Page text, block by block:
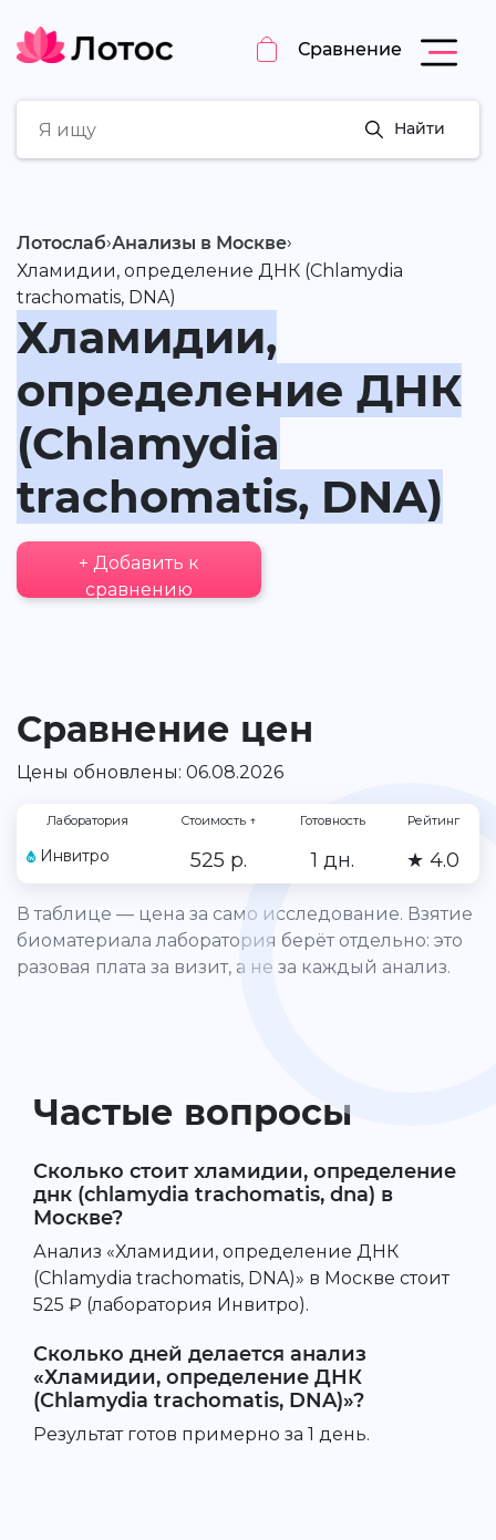
Сравнение
Найти
Лотослаб›Анализы в Москве›
Хламидии, определение ДНК (Chlamydia
trachomatis, DNA)
Хламидии,
определение ДНК
(Chlamydia
trachomatis, DNA)
+ Добавить к
сравнению
Сравнение цен
Цены обновлены: 06.08.2026
Лаборатория Стоимость ↑ Готовность Рейтинг
Инвитро 525 р. 1 дн. ★ 4.0
В таблице — цена за само исследование. Взятие
биоматериала лаборатория берёт отдельно: это
разовая плата за визит, а не за каждый анализ.
Частые вопросы
Сколько стоит хламидии, определение
днк (chlamydia trachomatis, dna) в
Москве?
Анализ «Хламидии, определение ДНК
(Chlamydia trachomatis, DNA)» в Москве стоит
525 ₽ (лаборатория Инвитро).
Сколько дней делается анализ
«Хламидии, определение ДНК
(Chlamydia trachomatis, DNA)»?
Результат готов примерно за 1 день.